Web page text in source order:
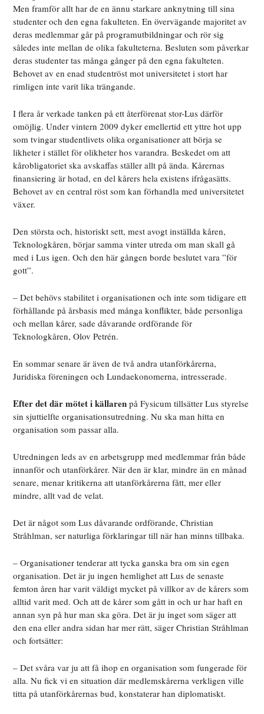
Men framför allt har de en ännu starkare anknytning till sina
studenter och den egna fakulteten. En övervägande majoritet av
deras medlemmar går på programutbildningar och rör sig
således inte mellan de olika fakulteterna. Besluten som påverkar
deras studenter tas många gånger på den egna fakulteten.
Behovet av en enad studentröst mot universitetet i stort har
rimligen inte varit lika trängande.
I flera år verkade tanken på ett återförenat stor-Lus därför
omöjlig. Under vintern 2009 dyker emellertid ett yttre hot upp
som tvingar studentlivets olika organisationer att börja se
likheter i stället för olikheter hos varandra. Beskedet om att
kårobligatoriet ska avskaffas ställer allt på ända. Kårernas
finansiering är hotad, en del kårers hela existens ifrågasätts.
Behovet av en central röst som kan förhandla med universitetet
växer.
Den största och, historiskt sett, mest avogt inställda kåren,
Teknologkåren, börjar samma vinter utreda om man skall gå
med i Lus igen. Och den här gången borde beslutet vara ”för
gott”.
– Det behövs stabilitet i organisationen och inte som tidigare ett
förhållande på årsbasis med många konflikter, både personliga
och mellan kårer, sade dåvarande ordförande för
Teknologkåren, Olov Petrén.
En sommar senare är även de två andra utanförkårerna,
Juridiska föreningen och Lundaekonomerna, intresserade.
Efter det där mötet i källaren på Fysicum tillsätter Lus styrelse
sin sjuttielfte organisationsutredning. Nu ska man hitta en
organisation som passar alla.
Utredningen leds av en arbetsgrupp med medlemmar från både
innanför och utanförkårer. När den är klar, mindre än en månad
senare, menar kritikerna att utanförkårerna fått, mer eller
mindre, allt vad de velat.
Det är något som Lus dåvarande ordförande, Christian
Stråhlman, ser naturliga förklaringar till när han minns tillbaka.
– Organisationer tenderar att tycka ganska bra om sin egen
organisation. Det är ju ingen hemlighet att Lus de senaste
femton åren har varit väldigt mycket på villkor av de kårers som
alltid varit med. Och att de kårer som gått in och ur har haft en
annan syn på hur man ska göra. Det är ju inget som säger att
den ena eller andra sidan har mer rätt, säger Christian Stråhlman
och fortsätter:
– Det svåra var ju att få ihop en organisation som fungerade för
alla. Nu fick vi en situation där medlemskårerna verkligen ville
titta på utanförkårernas bud, konstaterar han diplomatiskt.